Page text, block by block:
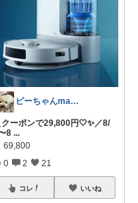
ピーちゃんmama🐩🎶感謝💎🙏
クーポンで29,800円🤍✨／8/
8 ...
69,800
0 2 21
コレ いいね